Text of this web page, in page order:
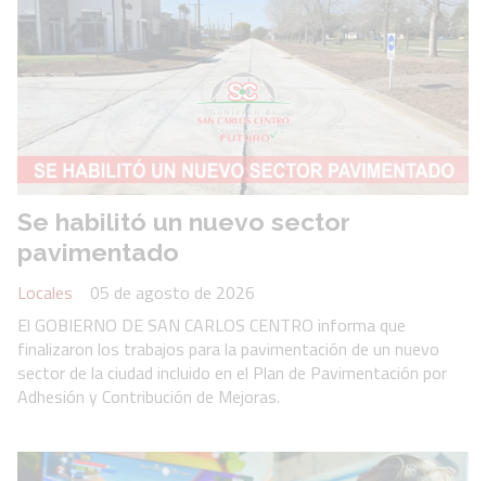
Se habilitó un nuevo sector
pavimentado
Locales
05 de agosto de 2026
El GOBIERNO DE SAN CARLOS CENTRO informa que
finalizaron los trabajos para la pavimentación de un nuevo
sector de la ciudad incluido en el Plan de Pavimentación por
Adhesión y Contribución de Mejoras.